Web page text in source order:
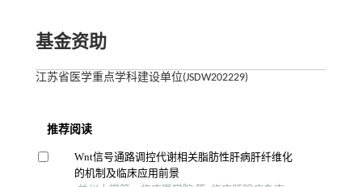
基金资助
江苏省医学重点学科建设单位(JSDW202229)